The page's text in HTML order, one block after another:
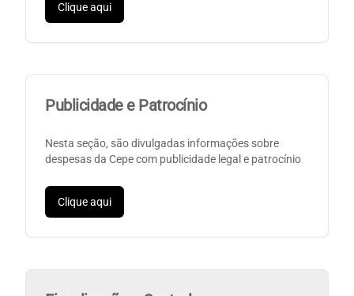
Clique aqui
Publicidade e Patrocínio
Nesta seção, são divulgadas informações sobre
despesas da Cepe com publicidade legal e patrocínio
Clique aqui